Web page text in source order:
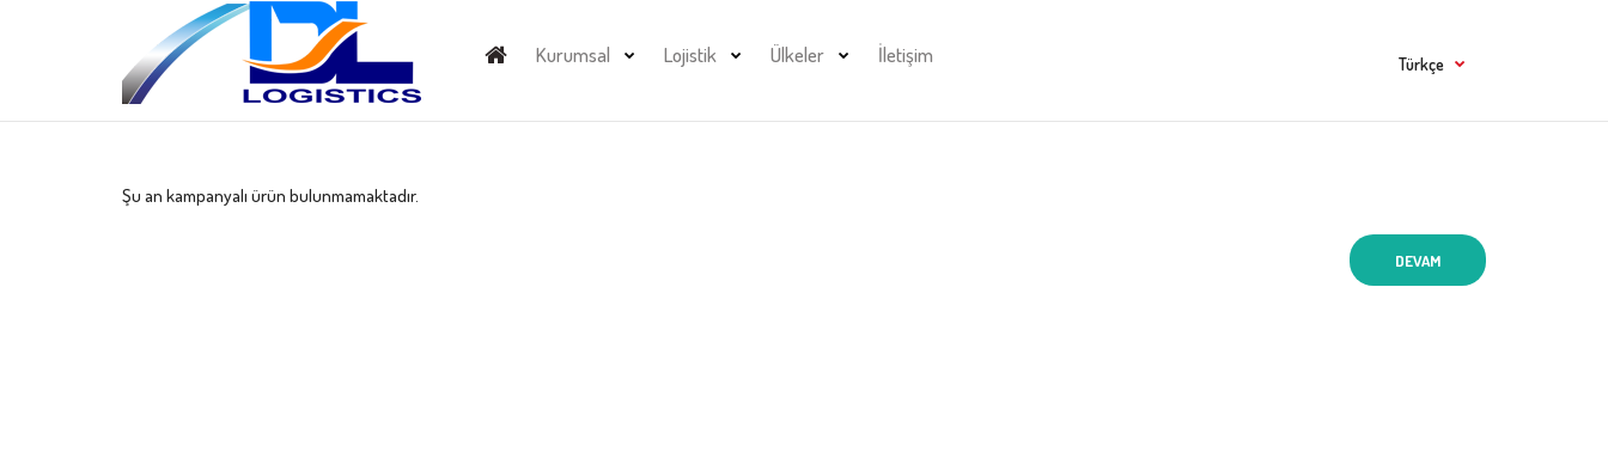
Kurumsal Lojistik Ülkeler İletişim Türkçe
Şu an kampanyalı ürün bulunmamaktadır.
DEVAM